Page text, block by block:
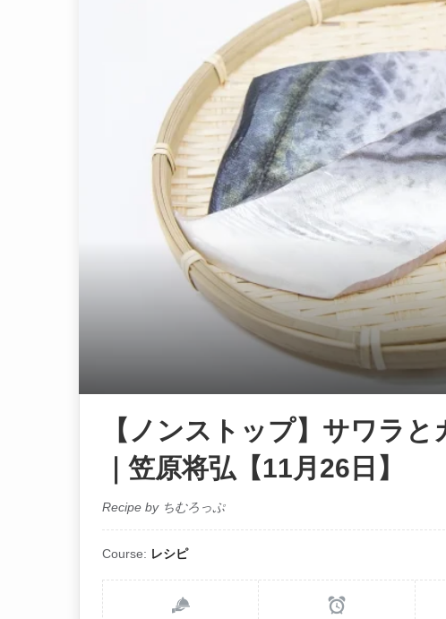
【ノンストップ】サワラ
｜笠原将弘【11月26日】
Recipe by ちむろっぷ
Course: レシピ